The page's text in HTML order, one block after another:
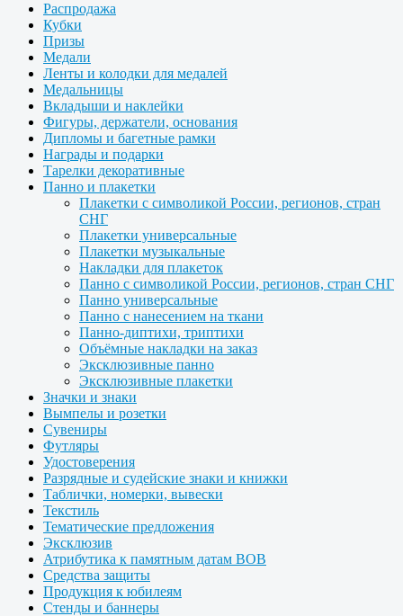
Распродажа
Кубки
Призы
Медали
Ленты и колодки для медалей
Медальницы
Вкладыши и наклейки
Фигуры, держатели, основания
Дипломы и багетные рамки
Награды и подарки
Тарелки декоративные
Панно и плакетки
Плакетки с символикой России, регионов, стран
СНГ
Плакетки универсальные
Плакетки музыкальные
Накладки для плакеток
Панно с символикой России, регионов, стран СНГ
Панно универсальные
Панно с нанесением на ткани
Панно-диптихи, триптихи
Объёмные накладки на заказ
Эксклюзивные панно
Эксклюзивные плакетки
Значки и знаки
Вымпелы и розетки
Сувениры
Футляры
Удостоверения
Разрядные и судейские знаки и книжки
Таблички, номерки, вывески
Текстиль
Тематические предложения
Эксклюзив
Атрибутика к памятным датам ВОВ
Средства защиты
Продукция к юбилеям
Стенды и баннеры